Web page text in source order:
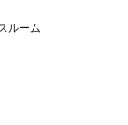
ルーム